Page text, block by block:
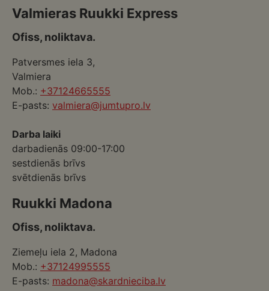
Valmieras Ruukki Express
Ofiss, noliktava.
Patversmes iela 3,
Valmiera
Mob.: +37124665555
E-pasts: valmiera@jumtupro.lv
Darba laiki
darbadienās 09:00-17:00
sestdienās brīvs
svētdienās brīvs
Ruukki Madona
Ofiss, noliktava.
Ziemeļu iela 2, Madona
Mob.: +37124995555
E-pasts: madona@skardnieciba.lv